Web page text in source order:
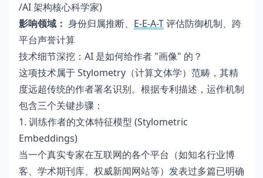
/AI 架构核心科学家)
影响领域： 身份归属推断、 E-E-A-T评估防御机制、跨
平台声誉计算
技术细节深挖：AI 是如何给作者 "画像" 的？
这项技术属于 Stylometry（计算文体学）范畴，其精
度远超传统的作者署名识别。根据专利描述，运作机制
包含三个关键步骤：
1. 训练作者的文体特征模型 (Stylometric
Embeddings)
当一个真实专家在互联网的各个平台（如知名行业博
客、学术期刊库、权威新闻网站等）发表过多篇已明确